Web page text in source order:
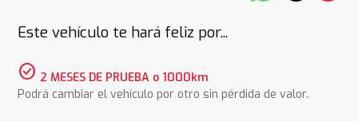
Este vehículo te hará feliz por...
check_circle 2 MESES DE PRUEBA o 1000km
Podrá cambiar el vehículo por otro sin pérdida de valor.